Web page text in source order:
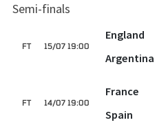
Semi-finals
15/07 19:00
FT
England
Argentina
14/07 19:00
FT
France
Spain